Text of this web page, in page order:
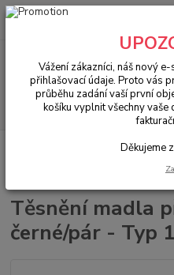
+420 602 330 329
VW Brouk Typ 1 (1938 » 03)
Těsnění madla
černé/pár - Typ
Vážení zákazníci, náš nový
přihlašovací údaje. Proto vás
průběhu zadání vaší první
košíku vyplnit všechny vaše
Děkujeme